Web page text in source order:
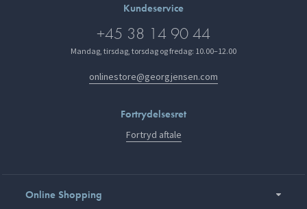
Kundeservice
+45 38 14 90 44
Mandag, tirsdag, torsdag og fredag: 10.00–12.00
onlinestore@georgjensen.com
Fortrydelsesret
Fortryd aftale
Online Shopping